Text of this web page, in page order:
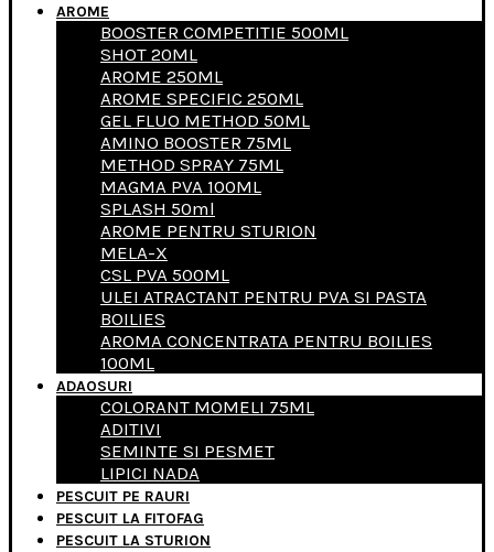
AROME
BOOSTER COMPETITIE 500ML
SHOT 20ML
AROME 250ML
AROME SPECIFIC 250ML
GEL FLUO METHOD 50ML
AMINO BOOSTER 75ML
METHOD SPRAY 75ML
MAGMA PVA 100ML
SPLASH 50ml
AROME PENTRU STURION
MELA-X
CSL PVA 500ML
ULEI ATRACTANT PENTRU PVA SI PASTA
BOILIES
AROMA CONCENTRATA PENTRU BOILIES
100ML
ADAOSURI
COLORANT MOMELI 75ML
ADITIVI
SEMINTE SI PESMET
LIPICI NADA
PESCUIT PE RAURI
PESCUIT LA FITOFAG
PESCUIT LA STURION